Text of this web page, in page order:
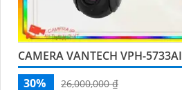
CAMERA VANTECH VPH-5733AI
30%
26,000,000 ₫